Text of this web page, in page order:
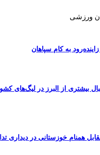
ورزشی
به کام سپاهان
بیشتری از البرز در لیگ‌های
همنام خوزستانی در دیداری